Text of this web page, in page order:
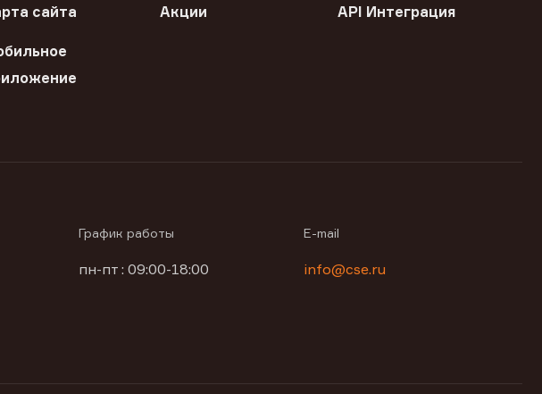
сайта Акции API Интеграция
График работы
пн-пт : 09:00-18:00
E-mail
info@cse.ru